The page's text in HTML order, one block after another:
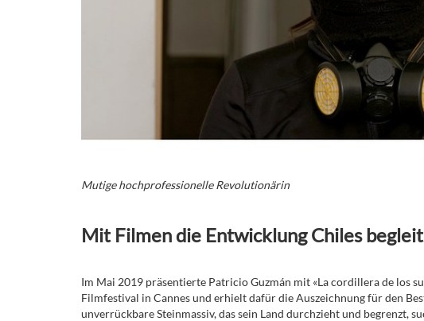
Mutige hochprofessionelle Revolutionärin
Mit Filmen die Entwicklung Chiles
Im Mai 2019 präsentierte Patricio Guzmán mit «La cordillera de los
Filmfestival in Cannes und erhielt dafür die Auszeichnung für den
unverrückbare Steinmassiv, das sein Land durchzieht und begrenzt,